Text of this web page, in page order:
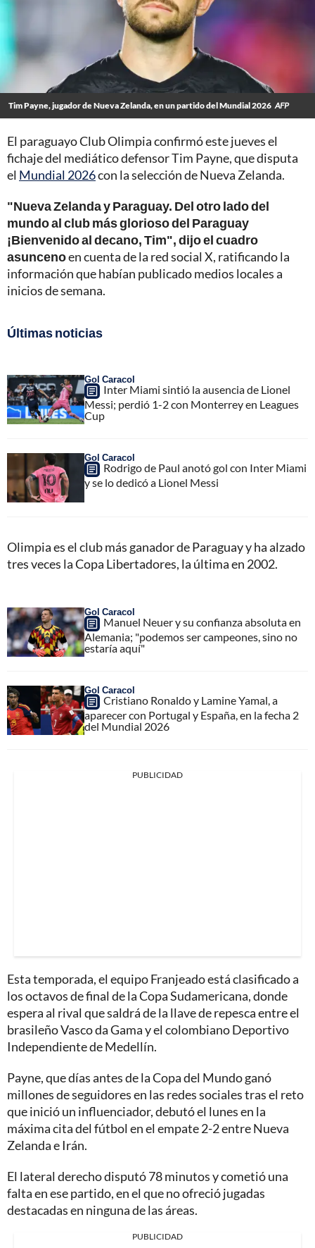
Tim Payne, jugador de Nueva Zelanda, en un partido del Mundial 2026 AFP
El paraguayo Club Olimpia confirmó este jueves el
fichaje del mediático defensor Tim Payne, que disputa
el Mundial 2026con la selección de Nueva Zelanda.
"Nueva Zelanda y Paraguay. Del otro lado del
mundo al club más glorioso del Paraguay
¡Bienvenido al decano, Tim", dijo el cuadro
asuncenoen cuenta de la red social X, ratificando la
información que habían publicado medios locales a
inicios de semana.
Últimas noticias
Gol Caracol
Inter Miami sintió la ausencia de Lionel
Messi; perdió 1-2 con Monterrey en Leagues
Cup
Gol Caracol
Rodrigo de Paul anotó gol con Inter Miami
y se lo dedicó a Lionel Messi
Olimpia es el club más ganador de Paraguay y ha alzado
tres veces la Copa Libertadores, la última en 2002.
Gol Caracol
Manuel Neuer y su confianza absoluta en
Alemania; "podemos ser campeones, sino no
estaría aquí"
Gol Caracol
Cristiano Ronaldo y Lamine Yamal, a
aparecer con Portugal y España, en la fecha 2
del Mundial 2026
PUBLICIDAD
Esta temporada, el equipo Franjeado está clasificado a
los octavos de final de la Copa Sudamericana, donde
espera al rival que saldrá de la llave de repesca entre el
brasileño Vasco da Gama y el colombiano Deportivo
Independiente de Medellín.
Payne, que días antes de la Copa del Mundo ganó
millones de seguidores en las redes sociales tras el reto
que inició un influenciador, debutó el lunes en la
máxima cita del fútbol en el empate 2-2 entre Nueva
Zelanda e Irán.
El lateral derecho disputó 78 minutos y cometió una
falta en ese partido, en el que no ofreció jugadas
destacadas en ninguna de las áreas.
PUBLICIDAD